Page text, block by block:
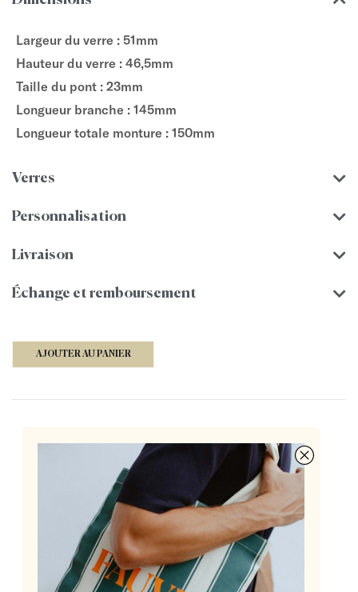
Largeur du verre : 51mm
Hauteur du verre : 46,5mm
Taille du pont : 23mm
Longueur branche : 145mm
Longueur totale monture : 150mm
Verres
Personnalisation
Livraison
Échange et remboursement
AJOUTER AU PANIER
Des lunettes françaises à 155€, pensées par deux
opticiennes passionnées